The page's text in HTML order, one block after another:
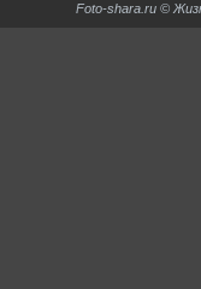
Foto-shara.ru ©